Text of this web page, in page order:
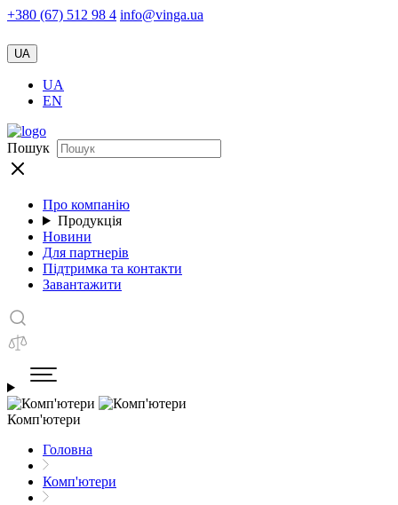
+380 (67) 512 98 4 info@vinga.ua
UA
UA
EN
Пошук
Про компанію
Продукція
Новини
Для партнерів
Підтримка та контакти
Завантажити
Комп'ютери
Головна
Комп'ютери